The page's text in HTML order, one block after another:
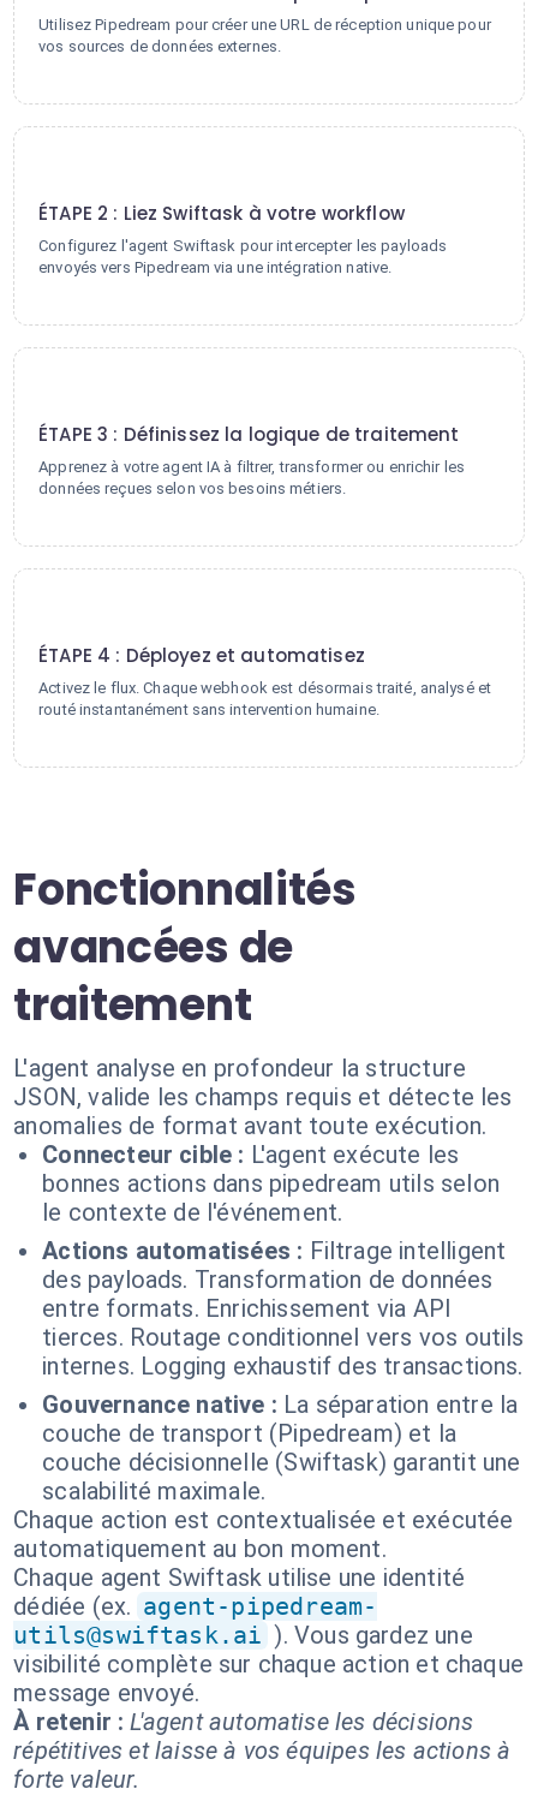
Utilisez Pipedream pour créer une URL de réception unique pour
vos sources de données externes.
ÉTAPE 2 : Liez Swiftask à votre workflow
Configurez l'agent Swiftask pour intercepter les payloads
envoyés vers Pipedream via une intégration native.
ÉTAPE 3 : Définissez la logique de traitement
Apprenez à votre agent IA à filtrer, transformer ou enrichir les
données reçues selon vos besoins métiers.
ÉTAPE 4 : Déployez et automatisez
Activez le flux. Chaque webhook est désormais traité, analysé et
routé instantanément sans intervention humaine.
Fonctionnalités
avancées de
traitement
L'agent analyse en profondeur la structure
JSON, valide les champs requis et détecte les
anomalies de format avant toute exécution.
Connecteur cible : L'agent exécute les
bonnes actions dans pipedream utils selon
le contexte de l'événement.
Actions automatisées : Filtrage intelligent
des payloads. Transformation de données
entre formats. Enrichissement via API
tierces. Routage conditionnel vers vos outils
internes. Logging exhaustif des transactions.
Gouvernance native : La séparation entre la
couche de transport (Pipedream) et la
couche décisionnelle (Swiftask) garantit une
scalabilité maximale.
Chaque action est contextualisée et exécutée
automatiquement au bon moment.
Chaque agent Swiftask utilise une identité
dédiée (ex. agent-pipedream-
utils@swiftask.ai ). Vous gardez une
visibilité complète sur chaque action et chaque
message envoyé.
À retenir : L'agent automatise les décisions
répétitives et laisse à vos équipes les actions à
forte valeur.